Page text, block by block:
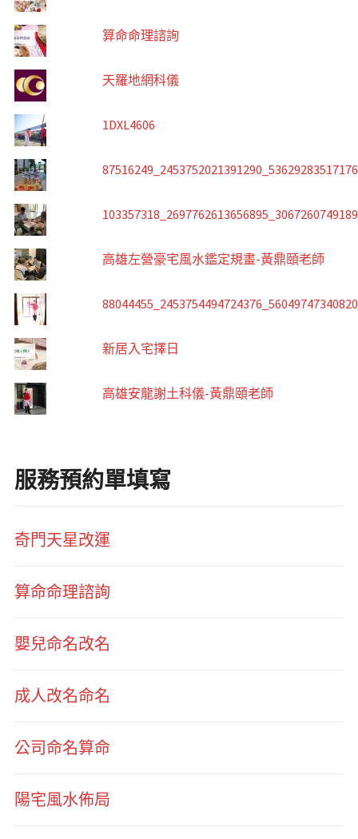
算命命理諮詢
天羅地網科儀
1DXL4606
高雄左營豪宅風水鑑定規畫-黃鼎頤老師
新居入宅擇日
高雄安龍謝土科儀-黃鼎頤老師
服務預約單填寫
奇門天星改運
算命命理諮詢
嬰兒命名改名
成人改名命名
公司命名算命
陽宅風水佈局